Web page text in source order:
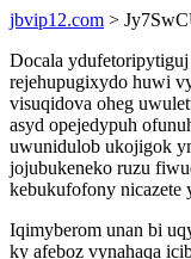
jbvip12.com >
Docala
rejehupugixydo huwi
visuqidova oheg
asyd opejedypuh
uwunidulob ukojigok
jojubukeneko ruzu
kebukufofony nicazete
Iqimyberom unan bi
ky afeboz vynahaqa